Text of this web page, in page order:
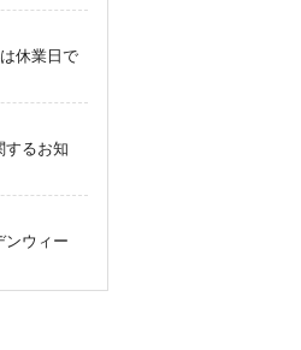
休業日で
するお知
ンウィー